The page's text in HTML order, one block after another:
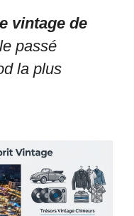
vintage de
passé
la plus